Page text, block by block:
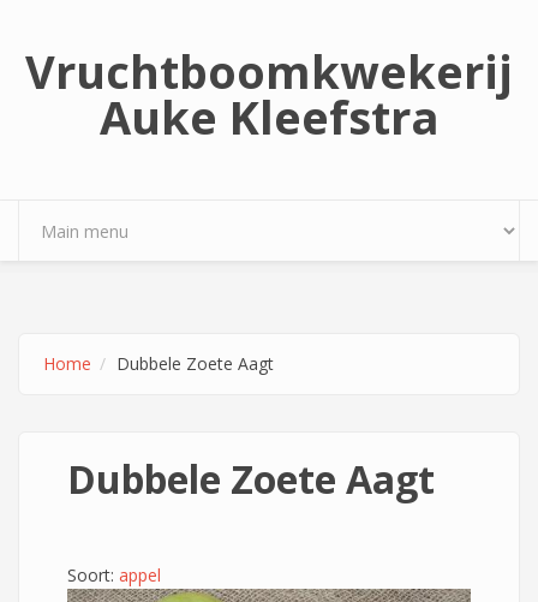
Vruchtboomkwekerij
Auke Kleefstra
Home Dubbele Zoete Aagt
Dubbele Zoete Aagt
Soort: appel